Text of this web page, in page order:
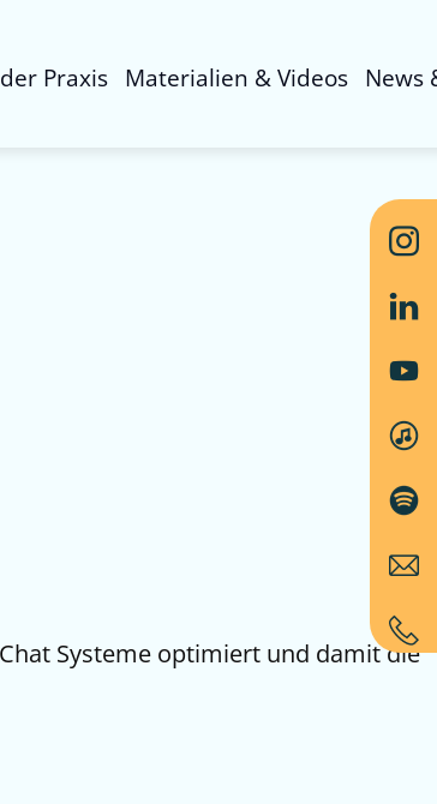
Praxis Materialien & Videos News
Systeme optimiert und damit die